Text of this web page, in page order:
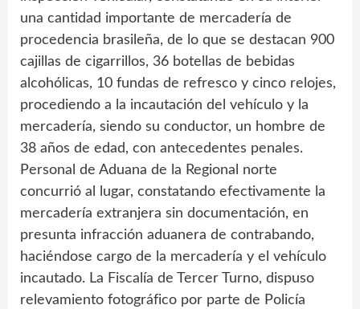
una cantidad importante de mercadería de
procedencia brasileña, de lo que se destacan 900
cajillas de cigarrillos, 36 botellas de bebidas
alcohólicas, 10 fundas de refresco y cinco relojes,
procediendo a la incautación del vehículo y la
mercadería, siendo su conductor, un hombre de
38 años de edad, con antecedentes penales.
Personal de Aduana de la Regional norte
concurrió al lugar, constatando efectivamente la
mercadería extranjera sin documentación, en
presunta infracción aduanera de contrabando,
haciéndose cargo de la mercadería y el vehículo
incautado. La Fiscalía de Tercer Turno, dispuso
relevamiento fotográfico por parte de Policía